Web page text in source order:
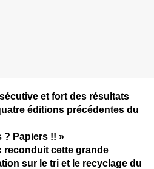
et fort des résultats
éditions précédentes du
? Papiers !! »
reconduit cette grande
sur le tri et le recyclage du